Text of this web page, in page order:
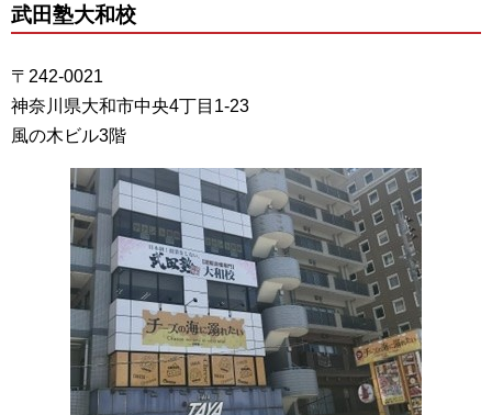
武田塾大和校
〒242-0021
神奈川県大和市中央4丁目1-23
風の木ビル3階